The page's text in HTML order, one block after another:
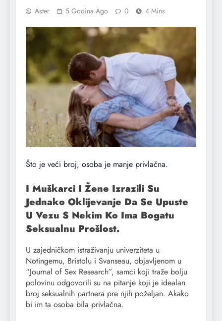
Aster 5 Godina Ago 0 4 Mins
Što je veći broj, osoba je manje privlačna.
I Muškarci I Žene Izrazili Su
Jednako Oklijevanje Da Se Upuste
U Vezu S Nekim Ko Ima Bogatu
Seksualnu Prošlost.
U zajedničkom istraživanju univerziteta u
Notingemu, Bristolu i Svanseau, objavljenom u
“Journal of Sex Research”, samci koji traže bolju
polovinu odgovorili su na pitanje koji je idealan
broj seksualnih partnera pre njih poželjan. Akako
bi im ta osoba bila privlačna.